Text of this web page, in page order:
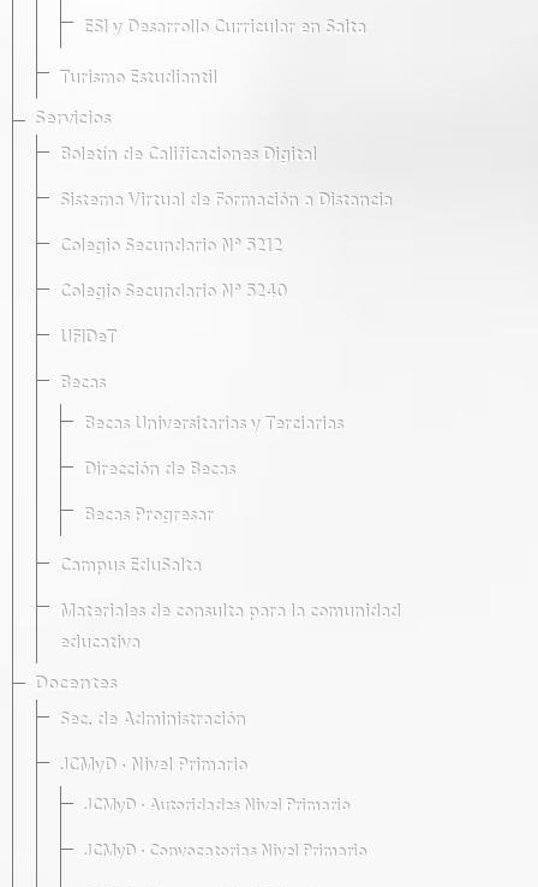
ESI y Desarrollo Curricular en Salta
Turismo Estudiantil
Servicios
Boletín de Calificaciones Digital
Sistema Virtual de Formación a Distancia
Colegio Secundario Nº 5212
Colegio Secundario Nº 5240
UFIDeT
Becas
Becas Universitarias y Terciarias
Dirección de Becas
Becas Progresar
Campus EduSalta
Materiales de consulta para la comunidad
educativa
Docentes
Sec. de Administración
JCMyD · Nivel Primario
JCMyD · Autoridades Nivel Primario
JCMyD · Convocatorias Nivel Primario